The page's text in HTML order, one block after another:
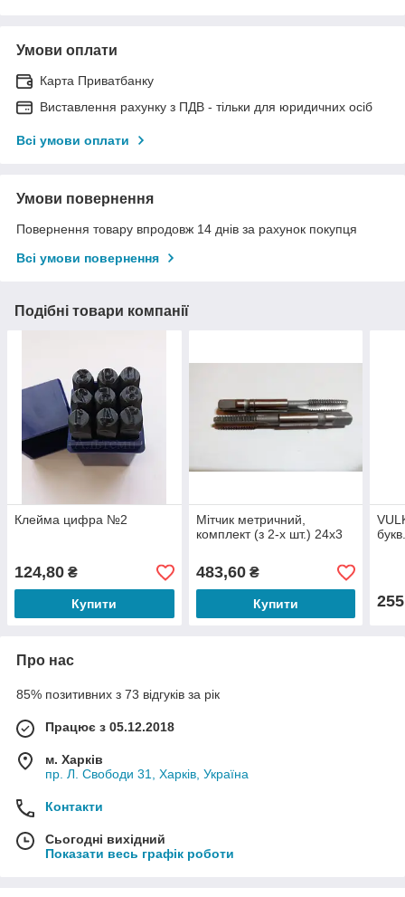
Умови оплати
Карта Приватбанку
Виставлення рахунку з ПДВ - тільки для юридичних осіб
Всі умови оплати
Умови повернення
Повернення товару впродовж 14 днів за рахунок покупця
Всі умови повернення
Подібні товари компанії
Клейма цифра №2
124,80 ₴
Купити
Мітчик метричний,
комплект (з 2-х шт.) 24х3
483,60₴
Купити
Про нас
85% позитивних з 73 відгуків за рік
Працює з 05.12.2018
м. Харків
пр. Л. Свободи 31, Харків, Україна
Контакти
Сьогодні вихідний
Показати весь графік роботи